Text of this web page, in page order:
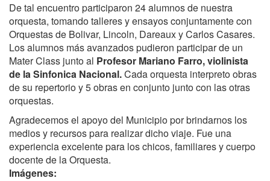
De tal encuentro participaron 24 alumnos de nuestra
orquesta, tomando talleres y ensayos conjuntamente con
Orquestas de Bolivar, Lincoln, Dareaux yCarlos Casares.
Los alumnos más avanzados pudieron participar de un
Mater Class junto al Profesor Mariano Farro, violinista
de la Sinfonica Nacional.Cada orquesta interpreto obras
de su repertorio y 5 obras en conjunto junto con las otras
orquestas.
Agradecemos el apoyo del Municipio por brindarnos los
medios y recursos para realizar dicho viaje. Fue una
experiencia excelente para los chicos, familiares y cuerpo
docente de la Orquesta.
Imágenes: